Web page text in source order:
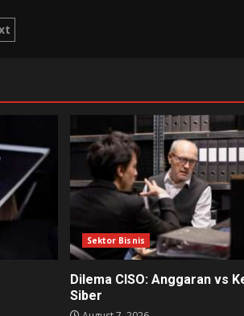
Sektor Bisnis
Dilema CISO: Anggaran vs
Siber